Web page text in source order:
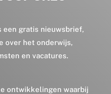
een gratis nieuwsbrief,
over het onderwijs,
en vacatures.
ontwikkelingen waarbij